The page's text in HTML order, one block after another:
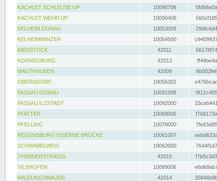
KACHLET SCHLEUSE UP
10090708
KACHLET WEHR UP
10090408
KELHEIM DONAU
10053009
KELHEIMWINZER
10054500
KIENSTOCK
42011
KORNEUBURG
42013
MAUTHAUSEN
42009
OBERNDORF
10056302
PASSAU DONAU
10091008
PASSAU ILZSTADT
10092000
PFATTER
10068006
PFELLING
10078000
REGENSBURG EISERNE BRÜCKE
10061007
SCHWABELWEIS
10062000
THEBNERSTRASSL
42015
VILSHOFEN
10089006
WILDUNGSMAUER
42014